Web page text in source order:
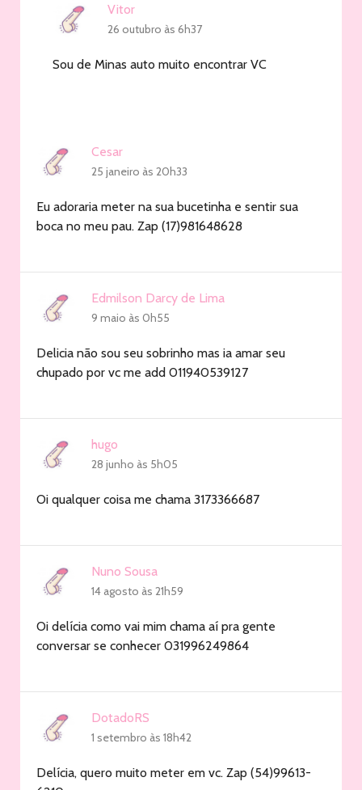
Vitor
26 outubro às 6h37
Sou de Minas auto muito encontrar VC
Cesar
25 janeiro às 20h33
Eu adoraria meter na sua bucetinha e sentir sua
boca no meu pau. Zap (17)981648628
Edmilson Darcy de Lima
9 maio às 0h55
Delicia não sou seu sobrinho mas ia amar seu
chupado por vc me add 011940539127
hugo
28 junho às 5h05
Oi qualquer coisa me chama 3173366687
Nuno Sousa
14 agosto às 21h59
Oi delícia como vai mim chama aí pra gente
conversar se conhecer 031996249864
DotadoRS
1 setembro às 18h42
Delícia, quero muito meter em vc. Zap (54)99613-